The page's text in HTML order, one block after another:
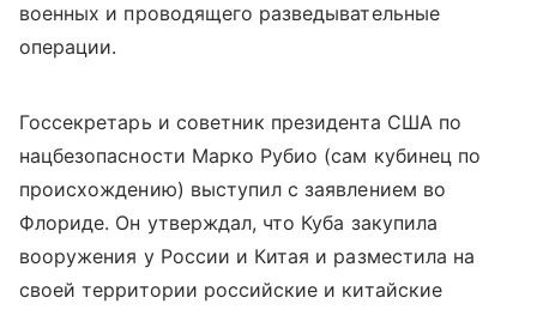
военных и проводящего разведывательные
операции.
Госсекретарь и советник президента США по
нацбезопасности Марко Рубио (сам кубинец по
происхождению) выступил с заявлением во
Флориде. Он утверждал, что Куба закупила
вооружения у России и Китая и разместила на
своей территории российские и китайские